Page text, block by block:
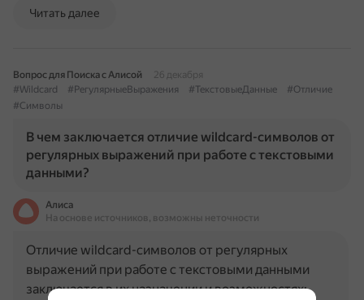
Читать далее
Вопрос для Поиска с Алисой
26 декабря
#Wildcard
#РегулярныеВыражения #ТекстовыеДанные
#Отличие
#Символы
В чем заключается отличие wildcard-символов от
регулярных выражений при работе с текстовыми
данными?
Алиса
На основе источников, возможны неточности
Отличие wildcard-символов от регулярных
выражений при работе с текстовыми данными
заключается в их назначении и возможностях: